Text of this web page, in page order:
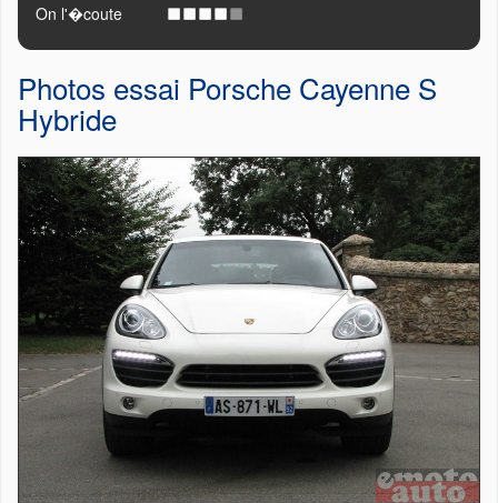
On l'�coute
Photos essai Porsche Cayenne S
Hybride